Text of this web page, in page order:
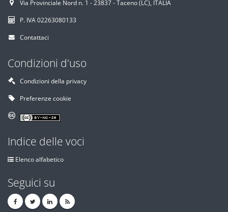
Via Provinciale Nord n. 1 - 23837 - Taceno (LC), ITALIA
P. IVA 02263080133
Contattaci
Condizioni d'uso
Condizioni della privacy
Preferenze cookie
Indice delle voci
Elenco alfabetico
Seguici su